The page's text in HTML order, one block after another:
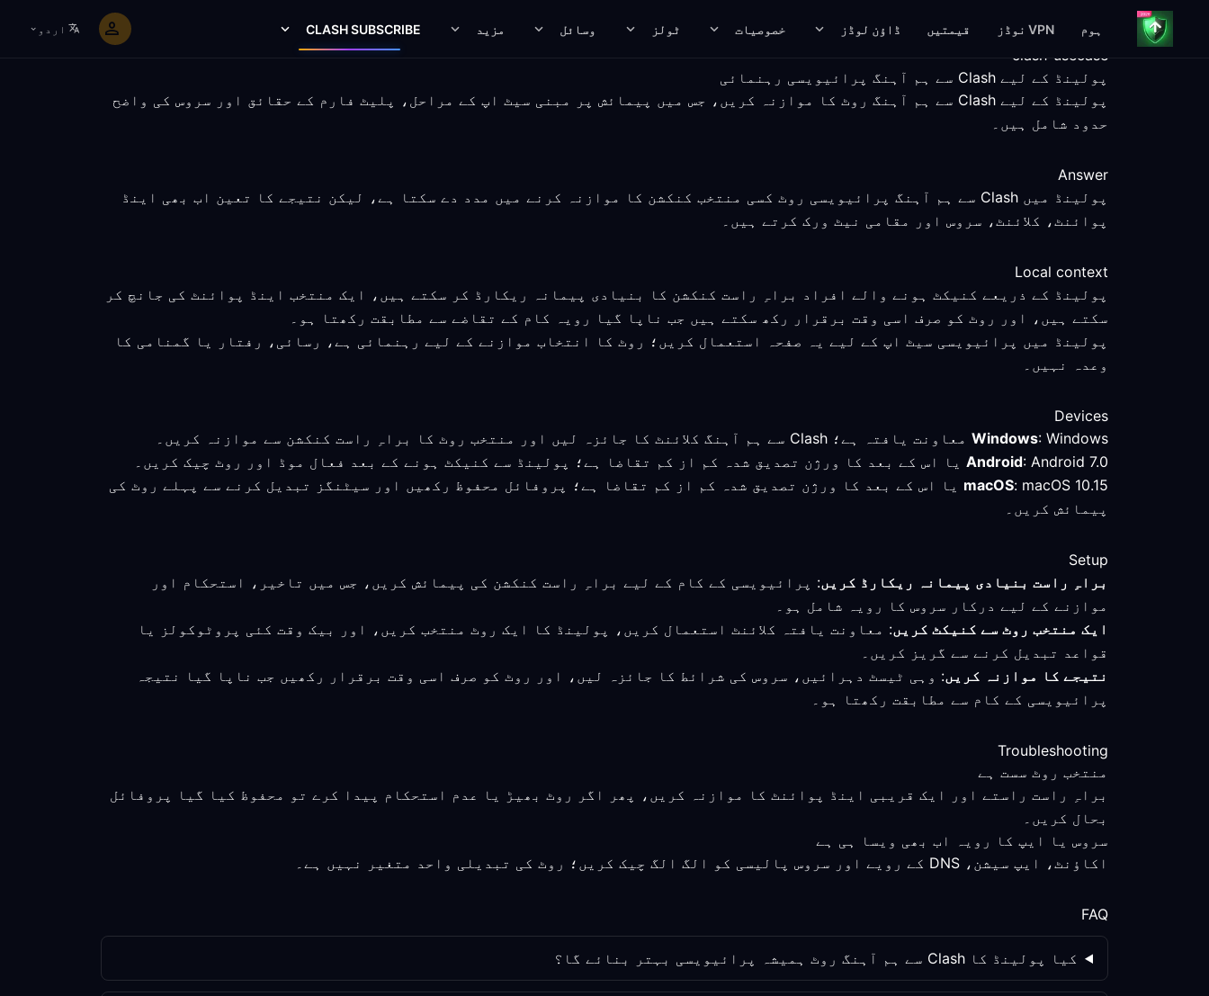
ہوم VPN نوڈز قیمتیں ڈاؤن لوڈز خصوصیات ٹولز وسائل مزید CLASH SUBSCRIBE اردو
clash-usecase
پولینڈ کے لیے Clash سے ہم آہنگ پرائیویسی رہنمائی
پولینڈ کے لیے Clash سے ہم آہنگ روٹ کا موازنہ کریں، جس میں پیمائش پر مبنی سیٹ اپ کے مراحل، پلیٹ فارم کے حقائق اور سروس کی واضح
حدود شامل ہیں۔
Answer
پولینڈ میں Clash سے ہم آہنگ پرائیویسی روٹ کسی منتخب کنکشن کا موازنہ کرنے میں مدد دے سکتا ہے، لیکن نتیجے کا تعین اب بھی اینڈ
پوائنٹ، کلائنٹ، سروس اور مقامی نیٹ ورک کرتے ہیں۔
Local context
پولینڈ کے ذریعے کنیکٹ ہونے والے افراد براہِ راست کنکشن کا بنیادی پیمانہ ریکارڈ کر سکتے ہیں، ایک منتخب اینڈ پوائنٹ کی جانچ کر
سکتے ہیں، اور روٹ کو صرف اسی وقت برقرار رکھ سکتے ہیں جب ناپا گیا رویہ کام کے تقاضے سے مطابقت رکھتا ہو۔
پولینڈ میں پرائیویسی سیٹ اپ کے لیے یہ صفحہ استعمال کریں؛ روٹ کا انتخاب موازنے کے لیے رہنمائی ہے، رسائی، رفتار یا گمنامی کا
وعدہ نہیں۔
Devices
Windows: Windows معاونت یافتہ ہے؛ Clash سے ہم آہنگ کلائنٹ کا جائزہ لیں اور منتخب روٹ کا براہِ راست کنکشن سے موازنہ کریں۔
Android: Android 7.0 یا اس کے بعد کا ورژن تصدیق شدہ کم از کم تقاضا ہے؛ پولینڈ سے کنیکٹ ہونے کے بعد فعال موڈ اور روٹ چیک کریں۔
macOS : macOS 10.15 یا اس کے بعد کا ورژن تصدیق شدہ کم از کم تقاضا ہے؛ پروفائل محفوظ رکھیں اور سیٹنگز تبدیل کرنے سے پہلے روٹ کی
پیمائش کریں۔
Setup
براہِ راست بنیادی پیمانہ ریکارڈ کریں: پرائیویسی کے کام کے لیے براہِ راست کنکشن کی پیمائش کریں، جس میں تاخیر، استحکام اور
موازنے کے لیے درکار سروس کا رویہ شامل ہو۔
ایک منتخب روٹ سے کنیکٹ کریں: معاونت یافتہ کلائنٹ استعمال کریں، پولینڈ کا ایک روٹ منتخب کریں، اور بیک وقت کئی پروٹوکولز یا
قواعد تبدیل کرنے سے گریز کریں۔
نتیجے کا موازنہ کریں: وہی ٹیسٹ دہرائیں، سروس کی شرائط کا جائزہ لیں، اور روٹ کو صرف اسی وقت برقرار رکھیں جب ناپا گیا نتیجہ
پرائیویسی کے کام سے مطابقت رکھتا ہو۔
Troubleshooting
منتخب روٹ سست ہے
براہِ راست راستے اور ایک قریبی اینڈ پوائنٹ کا موازنہ کریں، پھر اگر روٹ بھیڑ یا عدم استحکام پیدا کرے تو محفوظ کیا گیا پروفائل
بحال کریں۔
سروس یا ایپ کا رویہ اب بھی ویسا ہی ہے
اکاؤنٹ، ایپ سیشن، DNS کے رویے اور سروس پالیسی کو الگ الگ چیک کریں؛ روٹ کی تبدیلی واحد متغیر نہیں ہے۔
FAQ
کیا پولینڈ کا Clash سے ہم آہنگ روٹ ہمیشہ پرائیویسی بہتر بنائے گا؟